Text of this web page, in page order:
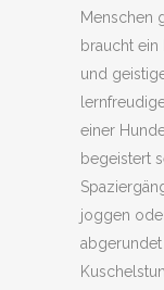
Menschen
braucht
und
einer
begeistert
joggen